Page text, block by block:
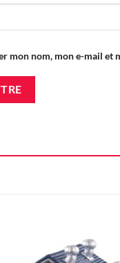
mon nom, mon e-mail et